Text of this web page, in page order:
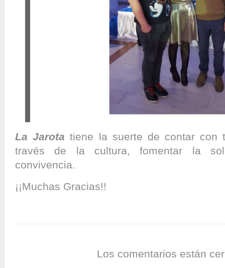
La Jarota tiene la suerte de contar con
través de la cultura, fomentar la
convivencia.
¡¡Muchas Gracias!!
Los comentarios están